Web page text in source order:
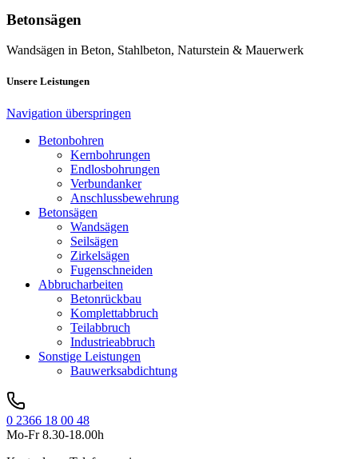
Betonsägen
Wandsägen in Beton, Stahlbeton, Naturstein & Mauerwerk
Unsere Leistungen
Navigation überspringen
Betonbohren
Kernbohrungen
Endlosbohrungen
Verbundanker
Anschlussbewehrung
Betonsägen
Wandsägen
Seilsägen
Zirkelsägen
Fugenschneiden
Abbrucharbeiten
Betonrückbau
Komplettabbruch
Teilabbruch
Industrieabbruch
Sonstige Leistungen
Bauwerksabdichtung
0 2366 18 00 48
Mo-Fr 8.30-18.00h